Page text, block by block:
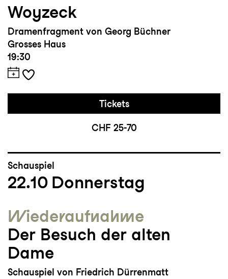
Woyzeck
Dramenfragment von Georg Büchner
Grosses Haus
19:30
Tickets
CHF 25-70
Schauspiel
22.10 Donnerstag
Wieder­aufnahme
Der Besuch der alten
Dame
Schauspiel von Friedrich Dürrenmatt